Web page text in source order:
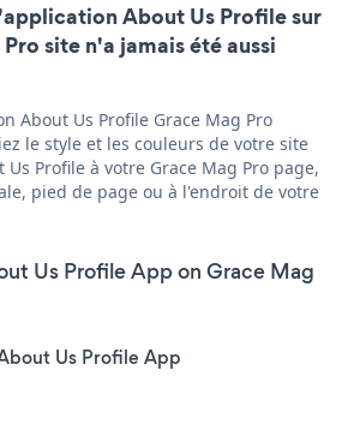
About Us Profile sur
site n'a jamais été aussi
About Us Profile Grace Mag Pro
le style et les couleurs de votre site
Profile à votre Grace Mag Pro page,
pied de page ou à l'endroit de votre
Us Profile App on Grace Mag
Us Profile App